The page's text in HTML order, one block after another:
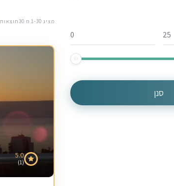
סנן
מציג 1-30 מ 30תוצאות
5.0
(1)